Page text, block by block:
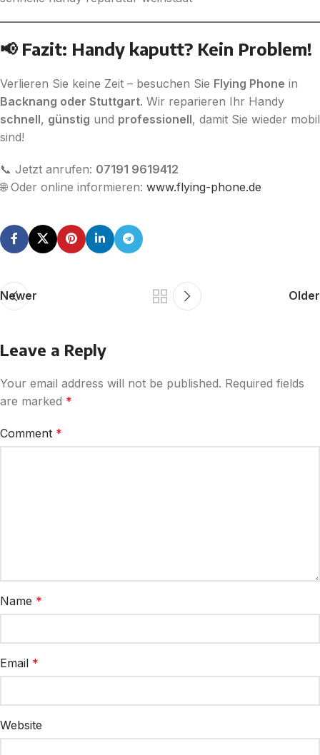
📢 Fazit: Handy kaputt? Kein Problem!
Verlieren Sie keine Zeit – besuchen Sie Flying Phone in
Backnang oder Stuttgart. Wir reparieren Ihr Handy
schnell, günstig und professionell, damit Sie wieder mobil
sind!
📞 Jetzt anrufen: 07191 9619412
🌐 Oder online informieren: www.flying-phone.de
Newer Older
Leave a Reply
Your email address will not be published. Required fields
are marked *
Comment *
Name *
Email *
Website